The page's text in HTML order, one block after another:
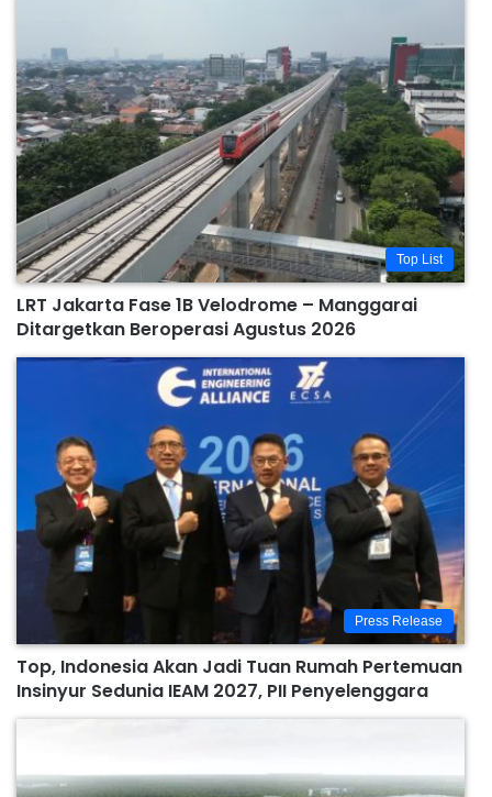
Top List
LRT Jakarta Fase 1B Velodrome – Manggarai
Ditargetkan Beroperasi Agustus 2026
Press Release
Top, Indonesia Akan Jadi Tuan Rumah Pertemuan
Insinyur Sedunia IEAM 2027, PII Penyelenggara